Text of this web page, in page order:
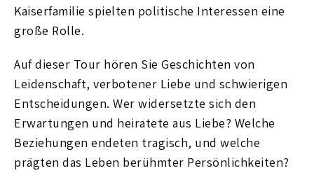
Kaiserfamilie spielten politische Interessen eine
große Rolle.
Auf dieser Tour hören Sie Geschichten von
Leidenschaft, verbotener Liebe und schwierigen
Entscheidungen. Wer widersetzte sich den
Erwartungen und heiratete aus Liebe? Welche
Beziehungen endeten tragisch, und welche
prägten das Leben berühmter Persönlichkeiten?